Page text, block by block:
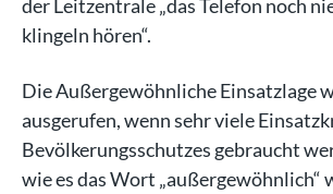
der Leitzentrale „das Telefon noch
klingeln hören“.
Die Außergewöhnliche Einsatzlage
ausgerufen, wenn sehr viele
Bevölkerungsschutzes gebraucht
wie es das Wort „außergewöhnlich“